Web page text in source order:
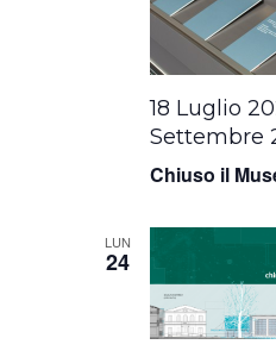
Chiuso il
18 Luglio
Settembre
LUN
24